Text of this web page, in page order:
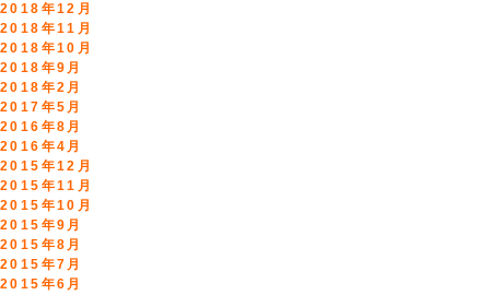
2018年12月
2018年11月
2018年10月
2018年9月
2018年2月
2017年5月
2016年8月
2016年4月
2015年12月
2015年11月
2015年10月
2015年9月
2015年8月
2015年7月
2015年6月